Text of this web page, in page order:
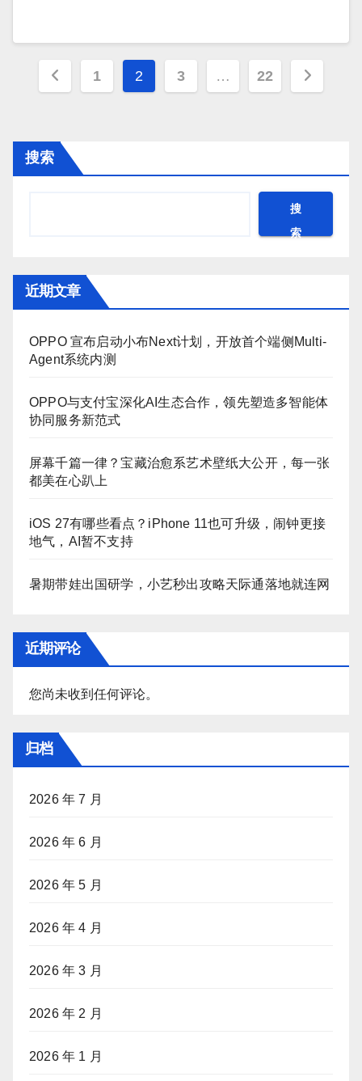
文
分
页
1 2 3 … 22
搜索
搜
索
近期文章
OPPO 宣布启动小布Next计划，开放首个端侧Multi-
Agent系统内测
OPPO与支付宝深化AI生态合作，领先塑造多智能体
协同服务新范式
屏幕千篇一律？宝藏治愈系艺术壁纸大公开，每一张
都美在心趴上
iOS 27有哪些看点？iPhone 11也可升级，闹钟更接
地气，AI暂不支持
暑期带娃出国研学，小艺秒出攻略天际通落地就连网
近期评论
您尚未收到任何评论。
归档
2026 年 7 月
2026 年 6 月
2026 年 5 月
2026 年 4 月
2026 年 3 月
2026 年 2 月
2026 年 1 月